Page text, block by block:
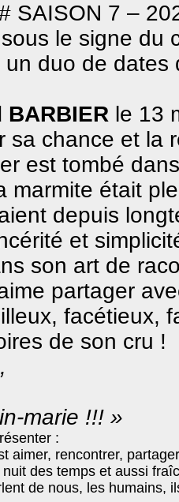
SAISON 7 –
le signe du
duo de dates
BARBIER le 13
sa chance et la
est tombé
marmite était
depuis
et
son art de
partager
facétieux,
de son cru !
marie !!! »
:
aimer, rencontrer,
des temps et aussi
de nous, les humains,
BAM !Bibliothèque Associative de
Theme byMax is NOW!
Powered byWordPress